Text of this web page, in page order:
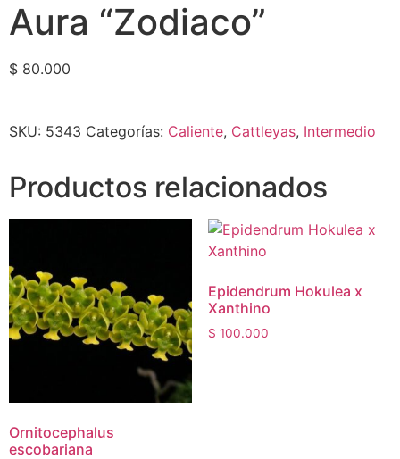
Aura “Zodiaco”
$ 80.000
SKU: 5343 Categorías: Caliente, Cattleyas, Intermedio
Productos relacionados
Ornitocephalus
escobariana
Epidendrum Hokulea x
Xanthino
$ 100.000